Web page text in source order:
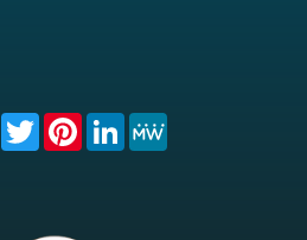
FacebookTwitterPinterest
LinkedIn